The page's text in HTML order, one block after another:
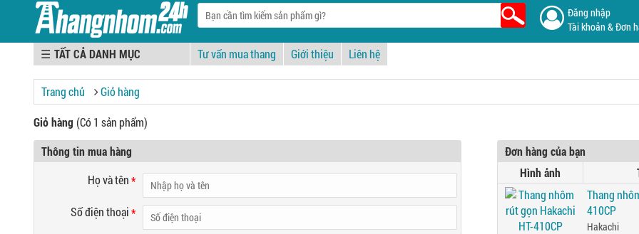
Đăng nhập
Tài khoản & Đơn
☰ Tư vấn mua thang Giới thiệu Liên hệ
Trang chủ Giỏ hàng
Giỏ hàng (Có 1 sản phẩm)
Đơn hàng của bạn
Hình ảnh
Thang
410CP
Hakachi
Thông tin mua hàng
Họ và tên*
Số điện thoại*